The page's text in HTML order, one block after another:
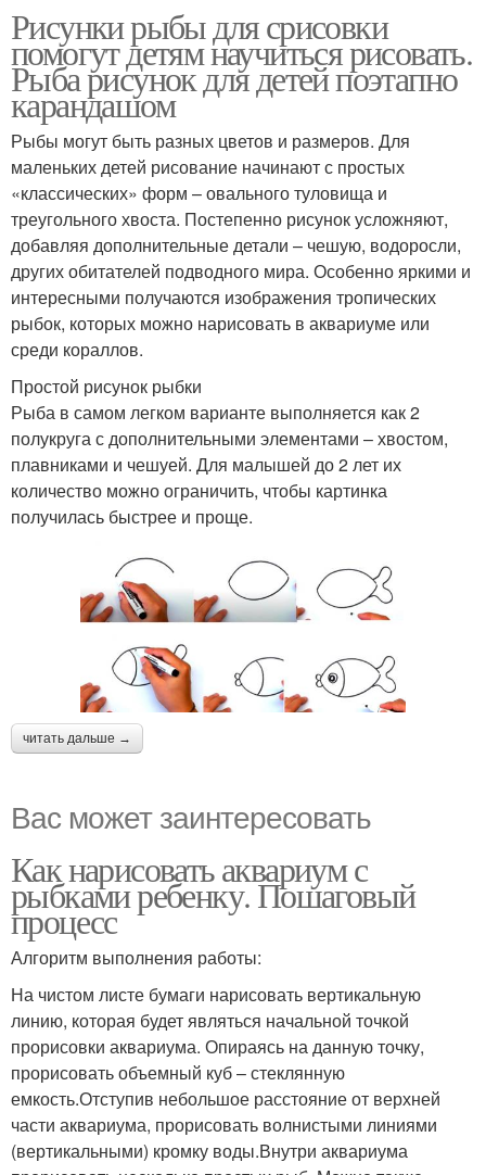
Рисунки рыбы для срисовки
помогут детям научиться рисовать.
Рыба рисунок для детей поэтапно
карандашом
Рыбы могут быть разных цветов и размеров. Для
маленьких детей рисование начинают с простых
«классических» форм – овального туловища и
треугольного хвоста. Постепенно рисунок усложняют,
добавляя дополнительные детали – чешую, водоросли,
других обитателей подводного мира. Особенно яркими и
интересными получаются изображения тропических
рыбок, которых можно нарисовать в аквариуме или
среди кораллов.
Простой рисунок рыбки
Рыба в самом легком варианте выполняется как 2
полукруга с дополнительными элементами – хвостом,
плавниками и чешуей. Для малышей до 2 лет их
количество можно ограничить, чтобы картинка
получилась быстрее и проще.
читать дальше →
Вас может заинтересовать
Как нарисовать аквариум с
рыбками ребенку. Пошаговый
процесс
Алгоритм выполнения работы:
На чистом листе бумаги нарисовать вертикальную
линию, которая будет являться начальной точкой
прорисовки аквариума. Опираясь на данную точку,
прорисовать объемный куб – стеклянную
емкость.Отступив небольшое расстояние от верхней
части аквариума, прорисовать волнистыми линиями
(вертикальными) кромку воды.Внутри аквариума